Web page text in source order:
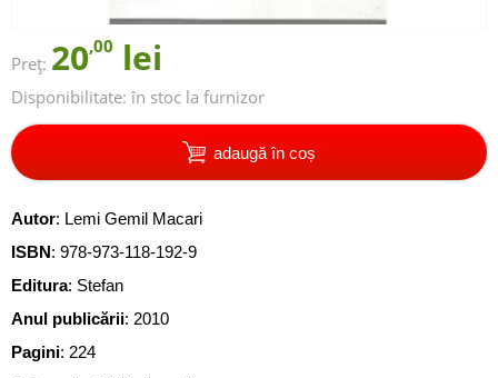
Preț: 20,00 lei
Disponibilitate: în stoc la furnizor
adaugă în coș
Autor: Lemi Gemil Macari
ISBN: 978-973-118-192-9
Editura: Stefan
Anul publicării: 2010
Pagini: 224